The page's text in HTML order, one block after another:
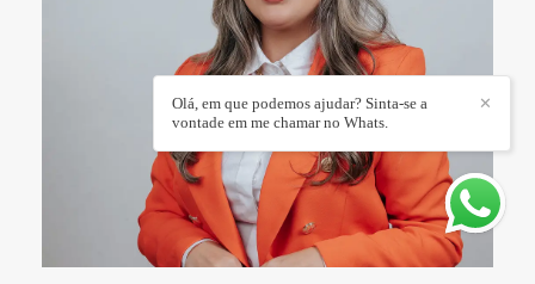
✕
Olá, em que podemos ajudar? Sinta-se a
vontade em me chamar no Whats.